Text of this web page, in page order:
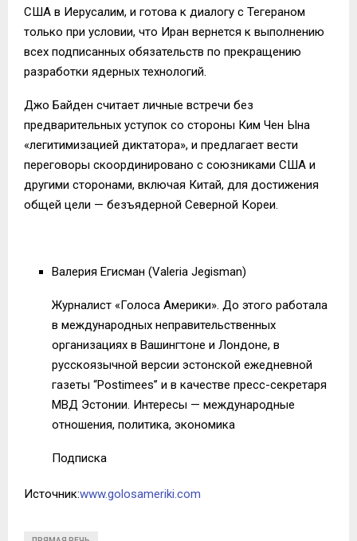
США в Иерусалим, и готова к диалогу с Тегераном
только при условии, что Иран вернется к выполнению
всех подписанных обязательств по прекращению
разработки ядерных технологий.
Джо Байден считает личные встречи без
предварительных уступок со стороны Ким Чен Ына
«легитимизацией диктатора», и предлагает вести
переговоры скоординировано с союзниками США и
другими сторонами, включая Китай, для достижения
общей цели — безъядерной Северной Кореи.
Валерия Егисман (Valeria Jegisman)
Журналист «Голоса Америки». До этого работала
в международных неправительственных
организациях в Вашингтоне и Лондоне, в
русскоязычной версии эстонской ежедневной
газеты “Postimees” и в качестве пресс-секретаря
МВД Эстонии. Интересы — международные
отношения, политика, экономика
Подписка
Источник:www.golosameriki.com